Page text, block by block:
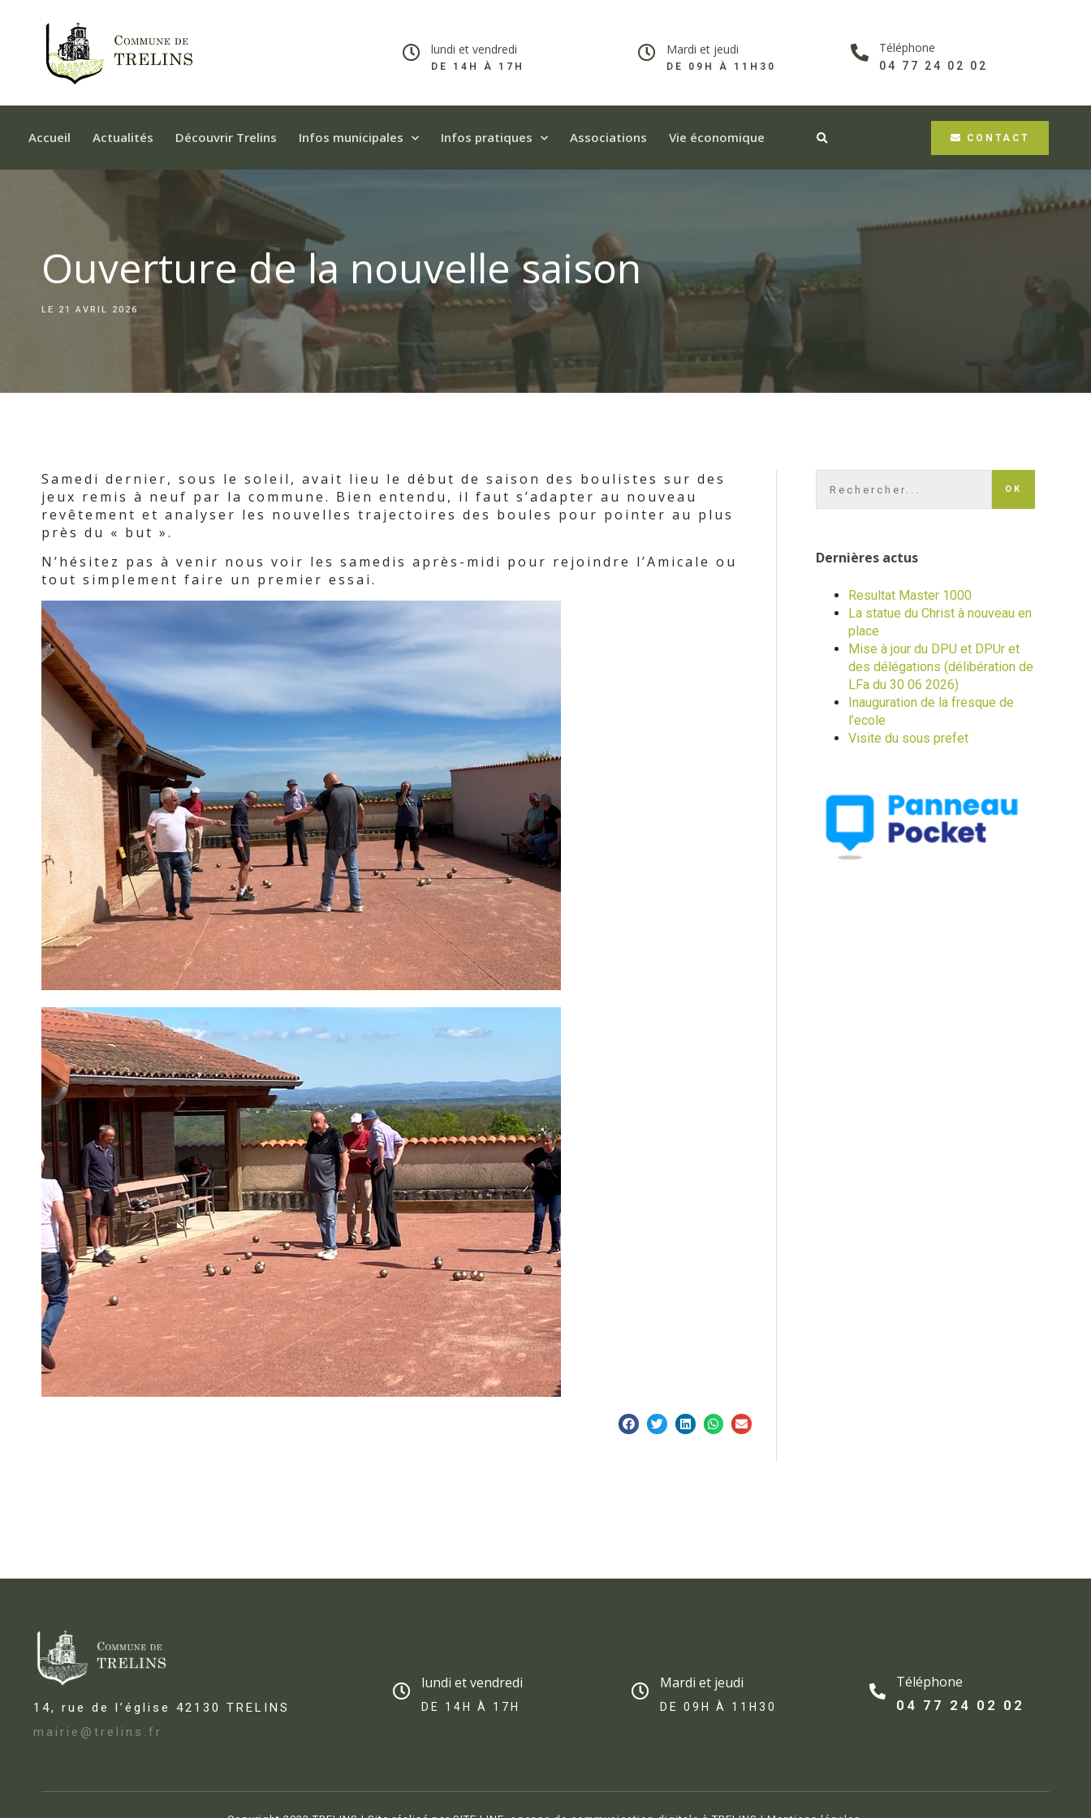
lundi et vendredi
DE 14H À 17H​
Mardi et jeudi
DE 09H À 11H30
Téléphone
04 77 24 02 02
Accueil Actualités Découvrir Trelins Infos municipales Infos pratiques Associations Vie économique CONTACT
Ouverture de la nouvelle saison
LE 21 AVRIL 2026
Samedi dernier, sous le soleil, avait lieu le début de saison des boulistes sur des
jeux remis à neuf par la commune. Bien entendu, il faut s’adapter au nouveau
revêtement et analyser les nouvelles trajectoires des boules pour pointer au plus
près du « but ».
N’hésitez pas à venir nous voir les samedis après-midi pour rejoindre l’Amicale ou
tout simplement faire un premier essai.
OK
Dernières actus
Resultat Master 1000
La statue du Christ à nouveau en
place
Mise à jour du DPU et DPUr et
des délégations (délibération de
LFa du 30 06 2026)
Inauguration de la fresque de
l’ecole
Visite du sous prefet
14, rue de l’église 42130 TRELINS
mairie@trelins.fr
lundi et vendredi
DE 14H À 17H​
Mardi et jeudi
DE 09H À 11H30
Téléphone
04 77 24 02 02